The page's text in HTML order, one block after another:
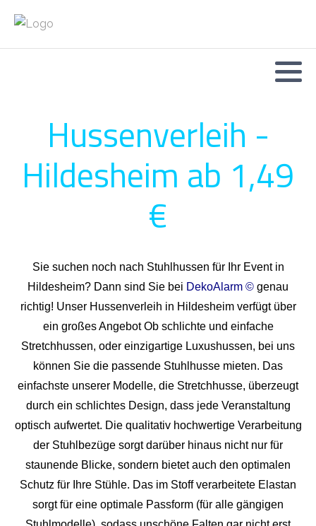
Hussenverleih -
Hildesheim ab 1,49
€
Sie suchen noch nach Stuhlhussen für Ihr Event in
Hildesheim? Dann sind Sie bei DekoAlarm © genau
richtig! Unser Hussenverleih in Hildesheim verfügt über
ein großes Angebot Ob schlichte und einfache
Stretchhussen, oder einzigartige Luxushussen, bei uns
können Sie die passende Stuhlhusse mieten. Das
einfachste unserer Modelle, die Stretchhusse, überzeugt
durch ein schlichtes Design, dass jede Veranstaltung
optisch aufwertet. Die qualitativ hochwertige Verarbeitung
der Stuhlbezüge sorgt darüber hinaus nicht nur für
staunende Blicke, sondern bietet auch den optimalen
Schutz für Ihre Stühle. Das im Stoff verarbeitete Elastan
sorgt für eine optimale Passform (für alle gängigen